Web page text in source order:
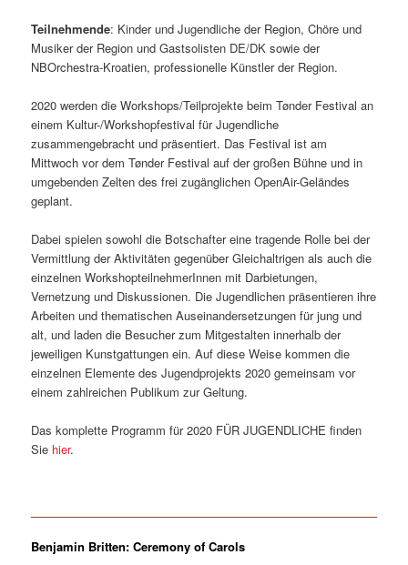
Teilnehmende: Kinder und Jugendliche der Region, Chöre und
Musiker der Region und Gastsolisten DE/DK sowie der
NBOrchestra-Kroatien, professionelle Künstler der Region.
2020 werden die Workshops/Teilprojekte beim Tønder Festival an
einem Kultur-/Workshopfestival für Jugendliche
zusammengebracht und präsentiert. Das Festival ist am
Mittwoch vor dem Tønder Festival auf der großen Bühne und in
umgebenden Zelten des frei zugänglichen OpenAir-Geländes
geplant.
Dabei spielen sowohl die Botschafter eine tragende Rolle bei der
Vermittlung der Aktivitäten gegenüber Gleichaltrigen als auch die
einzelnen WorkshopteilnehmerInnen mit Darbietungen,
Vernetzung und Diskussionen. Die Jugendlichen präsentieren ihre
Arbeiten und thematischen Auseinandersetzungen für jung und
alt, und laden die Besucher zum Mitgestalten innerhalb der
jeweiligen Kunstgattungen ein. Auf diese Weise kommen die
einzelnen Elemente des Jugendprojekts 2020 gemeinsam vor
einem zahlreichen Publikum zur Geltung.
Das komplette Programm für 2020 FÜR JUGENDLICHE finden
Sie hier.
Benjamin Britten: Ceremony of Carols